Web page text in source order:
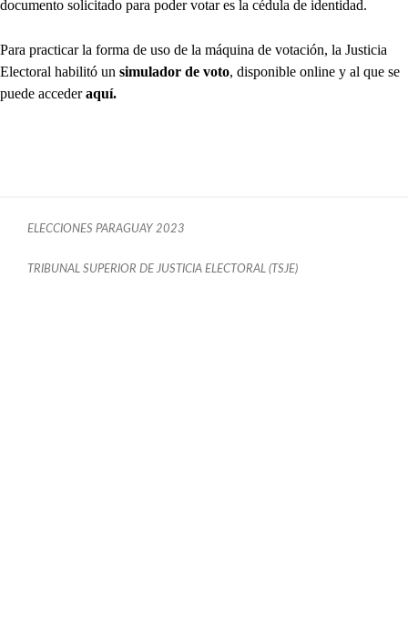
documento solicitado para poder votar es la cédula de identidad.
Para practicar la forma de uso de la máquina de votación, la Justicia
Electoral habilitó un simulador de voto, disponible online y al que se
puede accederaquí.
ELECCIONES PARAGUAY 2023
TRIBUNAL SUPERIOR DE JUSTICIA ELECTORAL (TSJE)